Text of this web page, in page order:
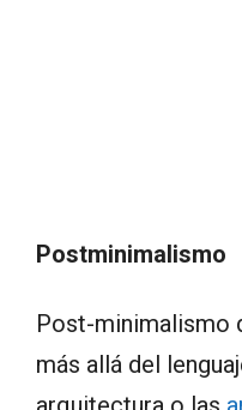
Postminimalismo
Post-minimalismo
más allá del